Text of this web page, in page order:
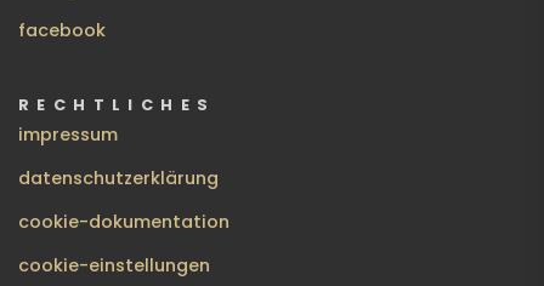
facebook
RECHTLICHES
impressum
datenschutzerklärung
cookie-dokumentation
cookie-einstellungen